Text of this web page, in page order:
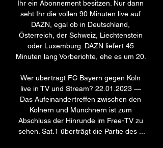
Ihr ein Abonnement besitzen. Nur dann
seht Ihr die vollen 90 Minuten live auf
DAZN, egal ob in Deutschland,
Österreich, der Schweiz, Liechtenstein
oder Luxemburg. DAZN liefert 45
Minuten lang Vorberichte, ehe es um 20.
Wer überträgt FC Bayern gegen Köln
live in TV und Stream? 22.01.2023 —
Das Aufeinandertreffen zwischen den
Kölnern und Münchnern ist zum
Abschluss der Hinrunde im Free-TV zu
sehen. Sat.1 überträgt die Partie des ...